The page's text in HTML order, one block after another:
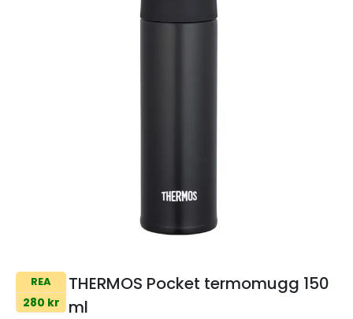
REA
280 kr
THERMOS Pocket termomugg 150
ml